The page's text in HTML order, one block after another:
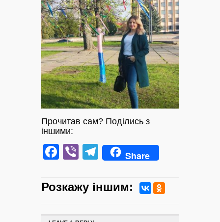
Прочитав сам? Поділись з
іншими:
Facebook
ViberTelegram
Share
Розкажу iншим: